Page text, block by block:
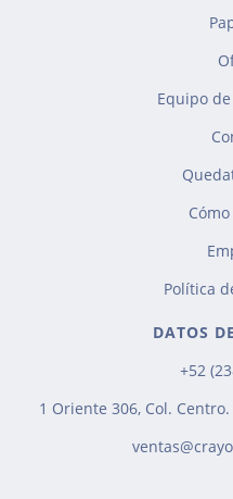
Equipo
Política
DATOS
+52
1 Oriente 306, Col.